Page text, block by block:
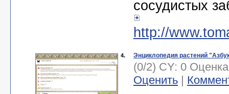
сосудистых
http://
4. Энциклопедия растений
(0/2) CY: 0
Оценить |